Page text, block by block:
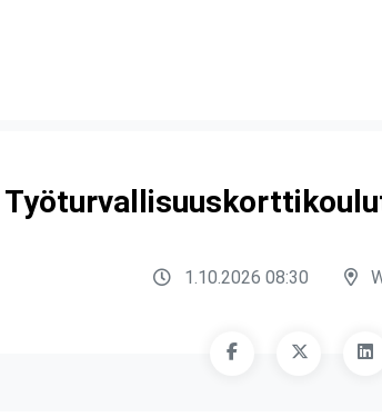
1.10.2026 08:30